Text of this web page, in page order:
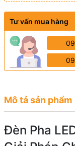
Tư vấn mua hàng
Mô tả sản phẩm
Đèn Pha